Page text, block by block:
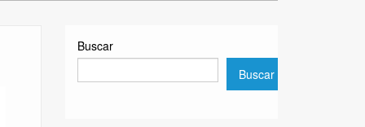
Buscar
Buscar